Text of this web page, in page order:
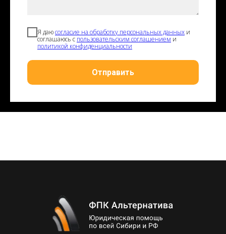
Я даюсогласие на обработку персональных данных и
соглашаюсь с пользовательским соглашением и
политикой конфиденциальности
Отправить